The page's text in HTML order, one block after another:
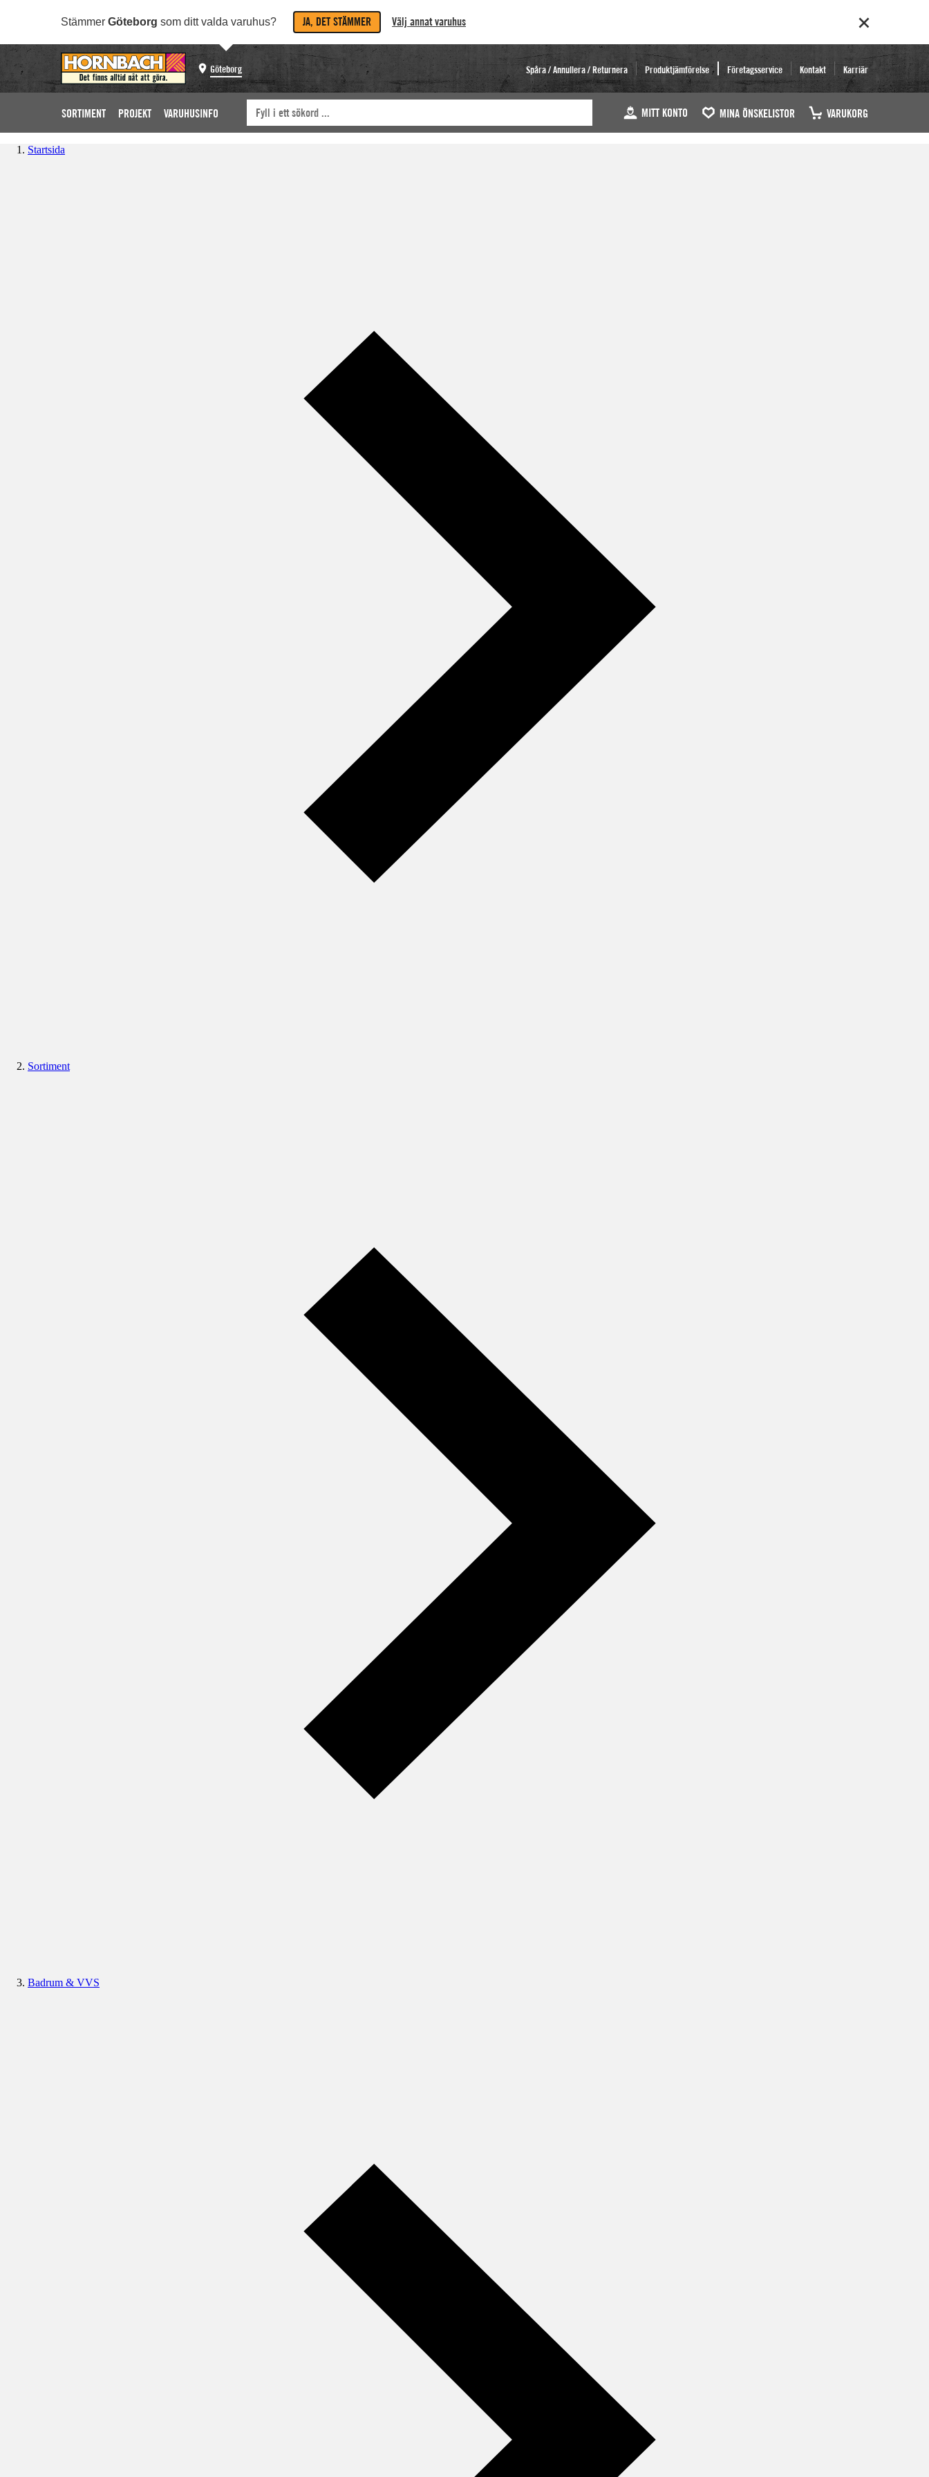
Stämmer Göteborg som ditt valda varuhus? JA, DET STÄMMER Välj annat varuhus
Göteborg Spåra / Annullera / Returnera Produktjämförelse Företagsservice Kontakt Karriär
SORTIMENT PROJEKT VARUHUSINFO MITT KONTO MINA ÖNSKELISTOR VARUKORG
Startsida
Sortiment
Badrum & VVS